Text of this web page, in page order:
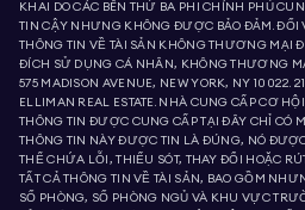
KHAI DO CÁC BÊN THỨ BA PHI CHÍNH PHỦ
TIN CẬY NHƯNG KHÔNG ĐƯỢC BẢO ĐẢM. ĐỐI
THÔNG TIN VỀ TÀI SẢN KHÔNG THƯƠNG MẠI
ĐÍCH SỬ DỤNG CÁ NHÂN, KHÔNG THƯƠNG
575 MADISON AVENUE, NEW YORK, NY 10022.
ELLIMAN REAL ESTATE. NHÀ CUNG CẤP CƠ
THÔNG TIN ĐƯỢC CUNG CẤP TẠI ĐÂY CHỈ CÓ
THÔNG TIN NÀY ĐƯỢC TIN LÀ ĐÚNG, NÓ
THỂ CHỨA LỖI, THIẾU SÓT, THAY ĐỔI HOẶC
TẤT CẢ THÔNG TIN VỀ TÀI SẢN, BAO GỒM
SỐ PHÒNG, SỐ PHÒNG NGỦ VÀ KHU VỰC